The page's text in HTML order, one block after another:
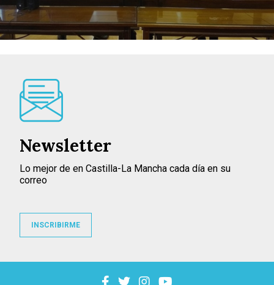
Newsletter
Lo mejor de en Castilla-La Mancha cada día en su
correo
INSCRIBIRME